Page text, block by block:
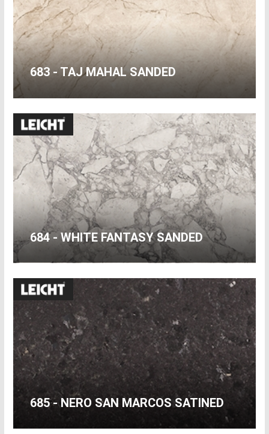
683 - TAJ MAHAL SANDED
684 - WHITE FANTASY SANDED
685 - NERO SAN MARCOS SATINED